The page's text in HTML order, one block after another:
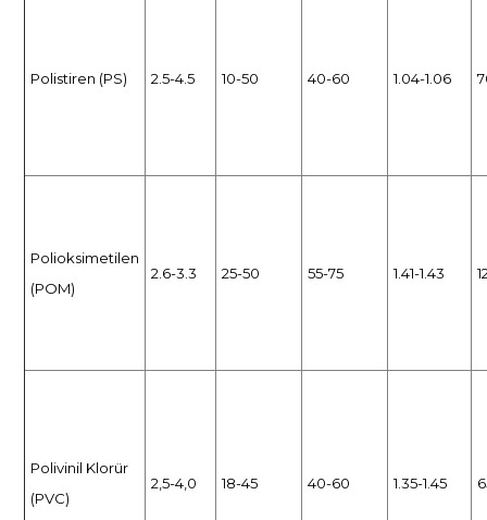
Polistiren (PS) 2.5-4.5 10-50 40-60 1.04-1.06
Polioksimetilen
(POM)
2.6-3.3 25-50 55-75 1.41-1.43
Polivinil Klorür
(PVC)
2,5-4,0 18-45 40-60 1.35-1.45